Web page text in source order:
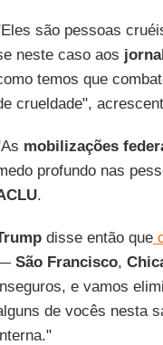
são pessoas
neste caso aos
temos que
crueldade",
mobilizações
profundo nas
.
disse então que
São Francisco,
e vamos
de vocês nesta